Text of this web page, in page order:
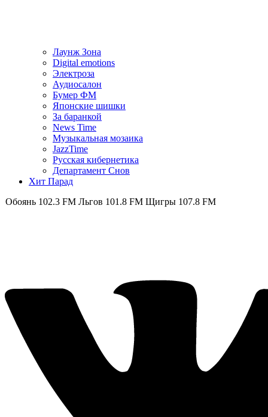
Лаунж Зона
Digital emotions
Электроза
Аудиосалон
Бумер ФМ
Японскиe шишки
За баранкой
News Time
Музыкальная мозаика
JazzTime
Русская кибернетика
Департамент Снов
Хит Парад
FM Льгов 101.8 FM Щигры 107.8 FM